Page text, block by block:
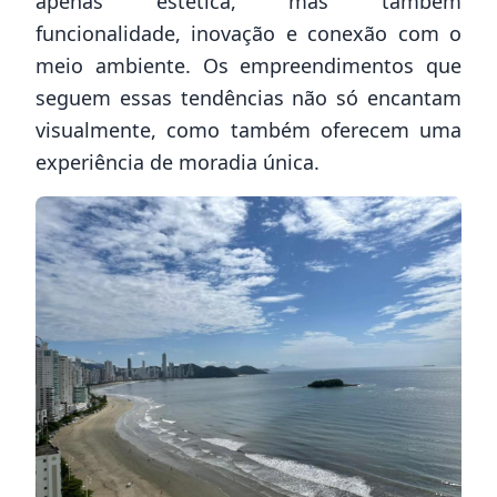
funcionalidade, inovação e conexão com o
meio ambiente. Os empreendimentos que
seguem essas tendências não só encantam
visualmente, como também oferecem uma
experiência de moradia única.